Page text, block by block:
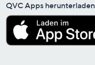
QVC Apps herunterladen